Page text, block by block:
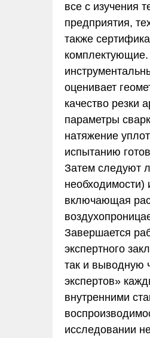
все с изучения
предприятия,
также
комплектующие.
оценивает
качество резки
параметры
натяжение
испытанию
Затем следуют
необходимости)
включающая
Завершается
экспертного
так и выводную
экспертов»
внутренними
исследовании